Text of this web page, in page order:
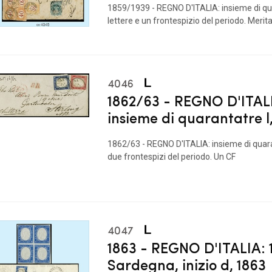
1859/1939 - REGNO D'ITALIA: insieme di
lettere e un frontespizio del periodo.
4046
1862/63 - REGNO
insieme di quarantatre
1862/63 - REGNO D'ITALIA: insieme di
due frontespizi del periodo. Un CF
4047
1863 - REGNO D'ITALIA:
Sardegna, inizio d, 1863